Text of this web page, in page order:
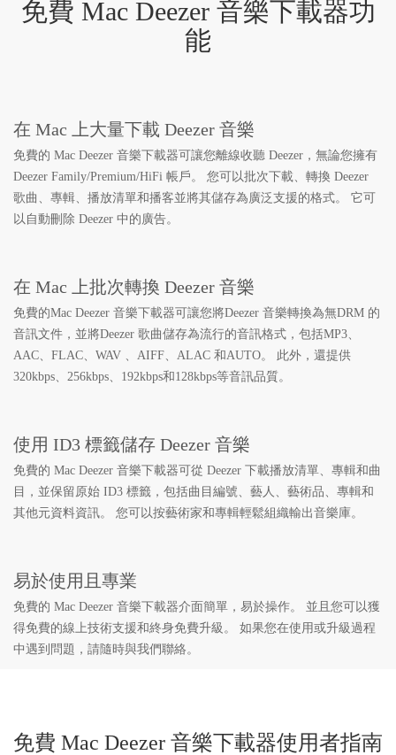
免費 Mac Deezer 音樂下載器功
能
在 Mac 上大量下載 Deezer 音樂
免費的 Mac Deezer 音樂下載器可讓您離線收聽 Deezer，無論您擁有
Deezer Family/Premium/HiFi 帳戶。 您可以批次下載、轉換 Deezer
歌曲、專輯、播放清單和播客並將其儲存為廣泛支援的格式。 它可
以自動刪除 Deezer 中的廣告。
在 Mac 上批次轉換 Deezer 音樂
免費的Mac Deezer 音樂下載器可讓您將Deezer 音樂轉換為無DRM 的
音訊文件，並將Deezer 歌曲儲存為流行的音訊格式，包括MP3、
AAC、FLAC、WAV 、AIFF、ALAC 和AUTO。 此外，還提供
320kbps、256kbps、192kbps和128kbps等音訊品質。
使用 ID3 標籤儲存 Deezer 音樂
免費的 Mac Deezer 音樂下載器可從 Deezer 下載播放清單、專輯和曲
目，並保留原始 ID3 標籤，包括曲目編號、藝人、藝術品、專輯和
其他元資料資訊。 您可以按藝術家和專輯輕鬆組織輸出音樂庫。
易於使用且專業
免費的 Mac Deezer 音樂下載器介面簡單，易於操作。 並且您可以獲
得免費的線上技術支援和終身免費升級。 如果您在使用或升級過程
中遇到問題，請隨時與我們聯絡。
免費 Mac Deezer 音樂下載器使用者指南